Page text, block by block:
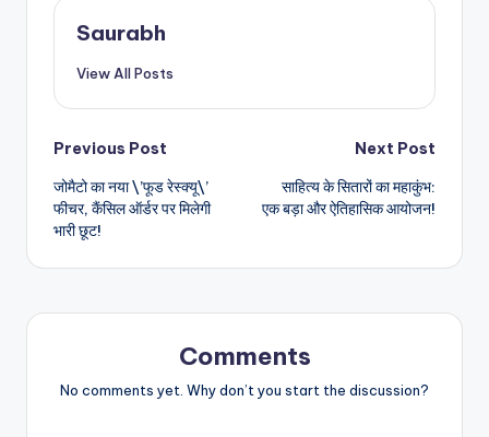
Saurabh
View All Posts
Post
navigation
Previous Post
जोमैटो का नया \’फूड रेस्क्यू\’
फीचर, कैंसिल ऑर्डर पर मिलेगी
भारी छूट!
Next Post
साहित्य के सितारों का महाकुंभ:
एक बड़ा और ऐतिहासिक आयोजन!
Comments
No comments yet. Why don’t you start the discussion?